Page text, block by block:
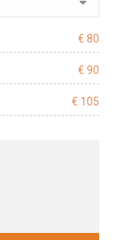
€ 80
€ 90
€ 105